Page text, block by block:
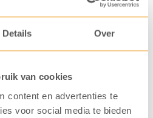
Details Over
van cookies
content en advertenties te
voor social media te bieden
heeft zijn heerlijke smaak te
kwaliteit, 100% Arabica
zijn Fairtrade en Europees
Bovendien doen we voor
bonen een donatie aan
Kortom: goed voor jezelf,